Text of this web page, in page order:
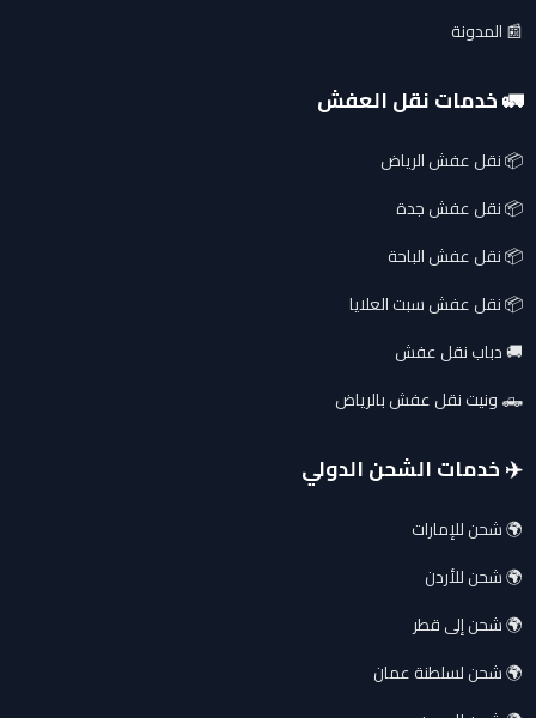
📰 المدونة
🚛 خدمات نقل العفش
📦 نقل عفش الرياض
📦 نقل عفش جدة
📦 نقل عفش الباحة
📦 نقل عفش سبت العلايا
🚚 دباب نقل عفش
🛻 ونيت نقل عفش بالرياض
✈️ خدمات الشحن الدولي
🌍 شحن للإمارات
🌍 شحن للأردن
🌍 شحن إلى قطر
🌍 شحن لسلطنة عمان